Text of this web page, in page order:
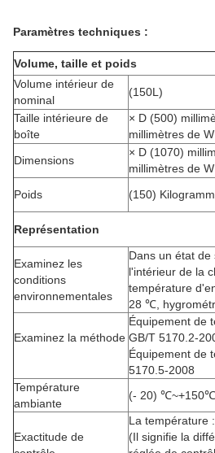
Paramètres techniques :
Volume, taille et poids
Volume intérieur de
nominal
(150L)
Taille intérieure de
boîte
× D (500)
millimètres de
Dimensions
× D (1070)
millimètres de
Poids
(150)
Représentation
Examinez les
conditions
environnementales
Dans un état de
l'intérieur de la
température
28 ℃,
Examinez la méthode
Équipement de
GB/T 5170.2-
Équipement de
5170.5-2008
Température
ambiante
(- 20) ℃~+150℃
Exactitude de
La température
(Il signifie la